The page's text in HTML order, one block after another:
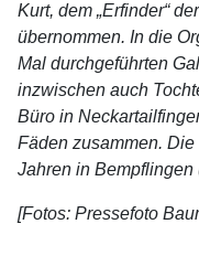
Kurt, dem „Erfinder“
übernommen. In die
Mal durchgeführten
inzwischen auch
Büro in
Fäden zusammen.
Jahren in
[Fotos: Pressefoto